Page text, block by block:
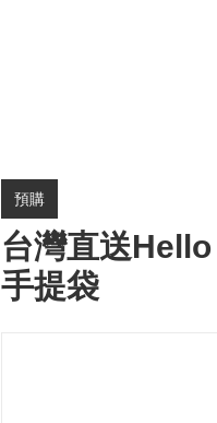
預購
台灣直送
手提袋